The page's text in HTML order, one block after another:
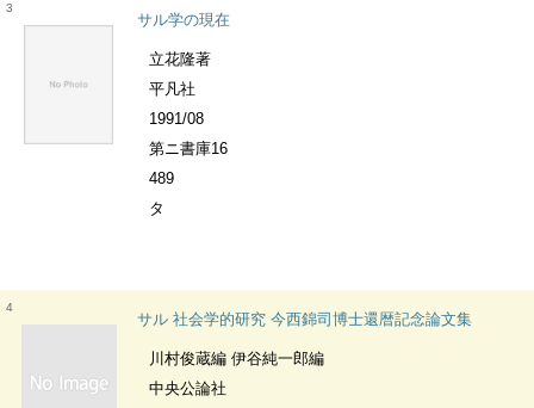
3
サル学の現在
立花隆著
平凡社
1991/08
第ニ書庫16
489
タ
4
サル 社会学的研究 今西錦司博士還暦記念論文集
川村俊蔵編 伊谷純一郎編
中央公論社